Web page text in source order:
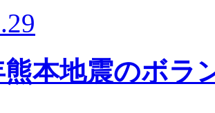
熊本地震のボラ